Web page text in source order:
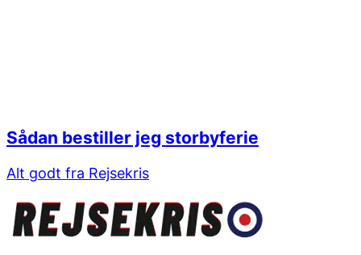
Sådan bestiller jeg storbyferie
Alt godt fra Rejsekris